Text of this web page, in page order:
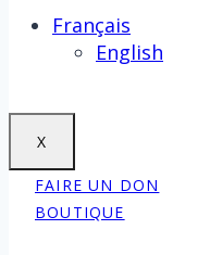
Français
English
X
FAIRE UN DON
BOUTIQUE